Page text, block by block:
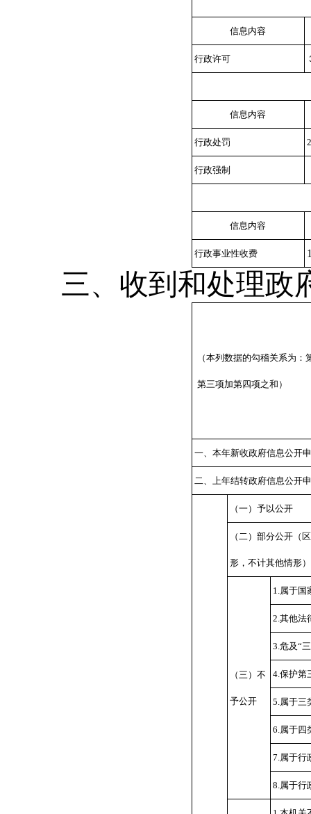
信息内容
行政许可
信息内容
行政处罚
行政强制
信息内容
行政事业性收费
三、收到和处理政
（本列数据的勾稽关系为
第三项加第四项之和）
一、本年新收政府信息公开
二、上年结转政府信息公开
（一）予以公开
（二）部分公开 （
形，不计其他情形）
（三）不
予公开
1.属于国
2.其他法
3.危及“
4.保护第
5.属于三
6.属于四
7.属于行
8.属于行